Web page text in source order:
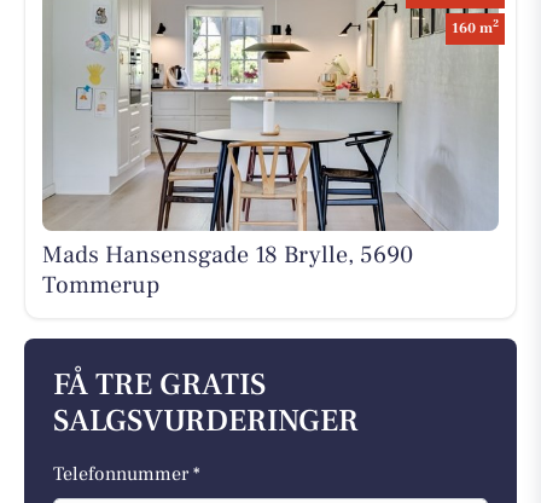
160 m2
Mads Hansensgade 18 Brylle, 5690
Tommerup
FÅ TRE GRATIS
SALGSVURDERINGER
Telefonnummer *